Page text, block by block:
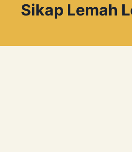
Sikap Lemah